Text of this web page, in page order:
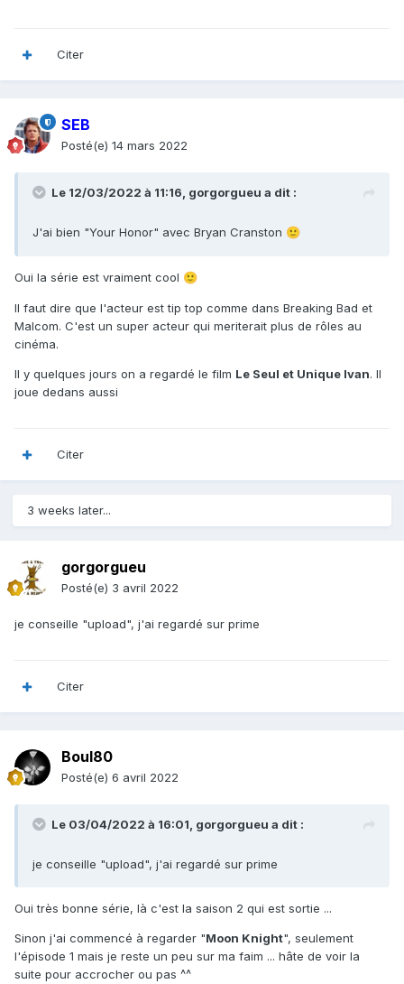
Citer
SEB
Posté(e) 14 mars 2022
Le 12/03/2022 à 11:16, gorgorgueu a dit :
J'ai bien "Your Honor" avec Bryan Cranston 🙂
Oui la série est vraiment cool 🙂
Il faut dire que l'acteur est tip top comme dans Breaking Bad et
Malcom. C'est un super acteur qui meriterait plus de rôles au
cinéma.
Il y quelques jours on a regardé le film Le Seul et Unique Ivan. Il
joue dedans aussi
Citer
3 weeks later...
gorgorgueu
Posté(e) 3 avril 2022
je conseille "upload", j'ai regardé sur prime
Citer
Boul80
Posté(e) 6 avril 2022
Le 03/04/2022 à 16:01, gorgorgueu a dit :
je conseille "upload", j'ai regardé sur prime
Oui très bonne série, là c'est la saison 2 qui est sortie ...
Sinon j'ai commencé à regarder "Moon Knight", seulement
l'épisode 1 mais je reste un peu sur ma faim ... hâte de voir la
suite pour accrocher ou pas ^^